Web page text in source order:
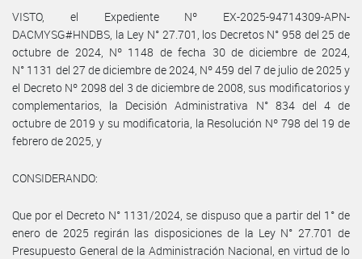
VISTO, el Expediente Nº EX-2025-94714309-APN-
DACMYSG#HNDBS, la Ley N° 27.701, los Decretos N° 958 del 25 de
octubre de 2024, Nº 1148 de fecha 30 de diciembre de 2024,
N° 1131 del 27 de diciembre de 2024, Nº 459 del 7 de julio de 2025 y
el Decreto Nº 2098 del 3 de diciembre de 2008, sus modificatorios y
complementarios, la Decisión Administrativa N° 834 del 4 de
octubre de 2019 y su modificatoria, la Resolución Nº 798 del 19 de
febrero de 2025, y
CONSIDERANDO:
Que por el Decreto N° 1131/2024, se dispuso que a partir del 1° de
enero de 2025 regirán las disposiciones de la Ley N° 27.701 de
Presupuesto General de la Administración Nacional, en virtud de lo